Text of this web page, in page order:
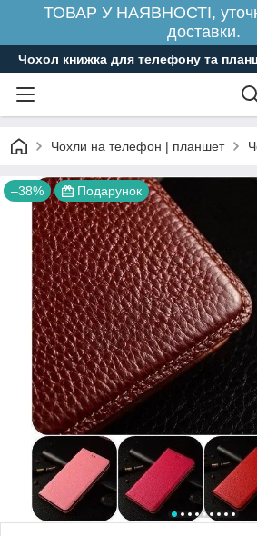
ТОВАР У НАЯВНОСТІ,
доставки.
Чохол книжка для телефону та
Чохли на телефон | планшет
–38% Подарунок